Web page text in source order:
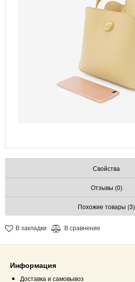
Свойства
Отзывы (0)
Похожие товары (3)
В закладки В сравнение
Информация
Доставка и самовывоз